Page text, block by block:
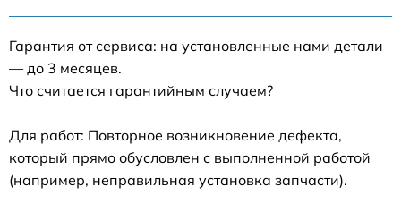
Гарантия от сервиса: на установленные нами детали
— до 3 месяцев.
Что считается гарантийным случаем?
Для работ: Повторное возникновение дефекта,
который прямо обусловлен с выполненной работой
(например, неправильная установка запчасти).